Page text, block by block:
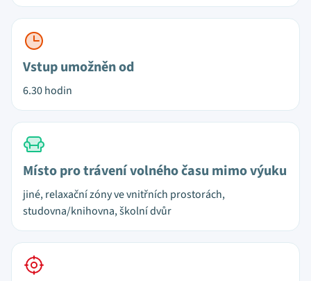
Vstup umožněn od
6.30 hodin
Místo pro trávení volného času mimo výuku
jiné, relaxační zóny ve vnitřních prostorách,
studovna/knihovna, školní dvůr